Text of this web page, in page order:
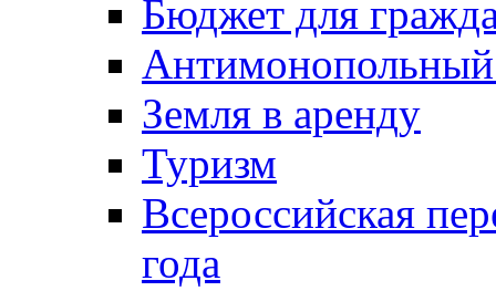
Бюджет для
Антимонопольный
Земля в аренду
Туризм
Всероссийская
года